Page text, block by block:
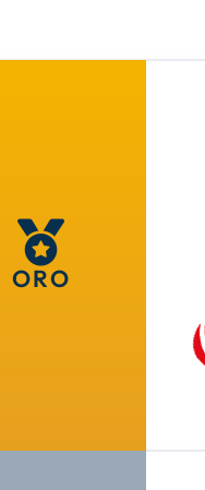
ORO